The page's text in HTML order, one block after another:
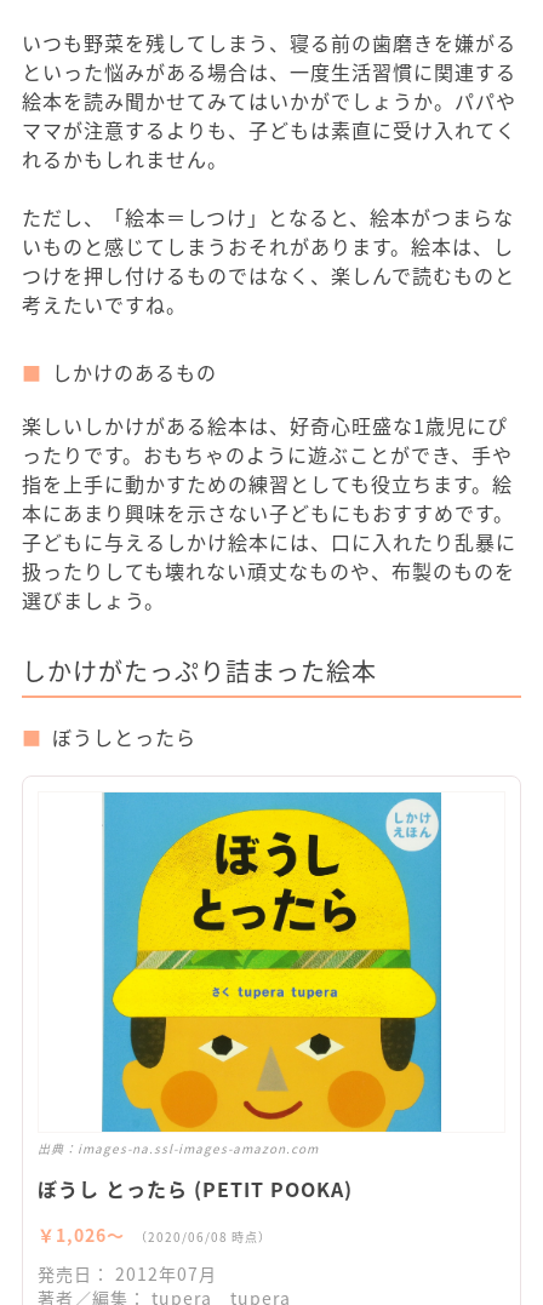
いつも野菜を残してしまう、寝る前の歯磨きを嫌がる
といった悩みがある場合は、一度生活習慣に関連する
絵本を読み聞かせてみてはいかがでしょうか。パパや
ママが注意するよりも、子どもは素直に受け入れてく
れるかもしれません。
ただし、「絵本＝しつけ」となると、絵本がつまらな
いものと感じてしまうおそれがあります。絵本は、し
つけを押し付けるものではなく、楽しんで読むものと
考えたいですね。
しかけのあるもの
楽しいしかけがある絵本は、好奇心旺盛な1歳児にぴ
ったりです。おもちゃのように遊ぶことができ、手や
指を上手に動かすための練習としても役立ちます。絵
本にあまり興味を示さない子どもにもおすすめです。
子どもに与えるしかけ絵本には、口に入れたり乱暴に
扱ったりしても壊れない頑丈なものや、布製のものを
選びましょう。
しかけがたっぷり詰まった絵本
ぼうしとったら
出典： images-na.ssl-images-amazon.com
ぼうし とったら (PETIT POOKA)
￥1,026〜 （2020/06/08 時点）
発売日： 2012年07月
著者／編集： tupera tupera